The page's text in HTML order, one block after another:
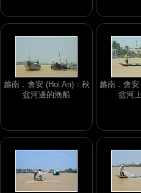
越南．會安 (Hoi An)：秋
盆河邊的漁船
越南．會
盆河